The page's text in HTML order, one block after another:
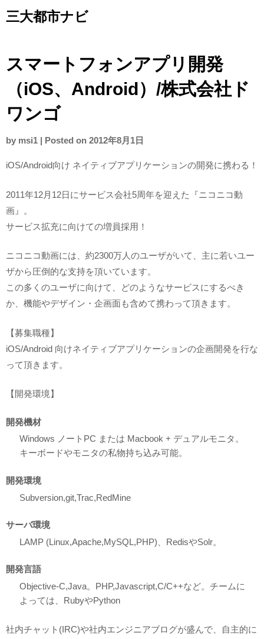
to三大都市ナビ
スマートフォンアプリ開発
（iOS、Android）/株式会社ド
ワンゴ
by msi1 | Posted on 2012年8月1日
iOS/Android向け ネイティブアプリケーションの開発に携わる！
2011年12月12日にサービス会社5周年を迎えた『ニコニコ動
画』。
サービス拡充に向けての増員採用！
ニコニコ動画には、約2300万人のユーザがいて、主に若いユー
ザから圧倒的な支持を頂いています。
この多くのユーザに向けて、どのようなサービスにするべき
か、機能やデザイン・企画面も含めて携わって頂きます。
【募集職種】
iOS/Android 向けネイティブアプリケーションの企画開発を行な
って頂きます。
【開発環境】
開発機材
Windows ノートPC または Macbook + デュアルモニタ。
キーボードやモニタの私物持ち込み可能。
開発環境
Subversion,git,Trac,RedMine
サーバ環境
LAMP (Linux,Apache,MySQL,PHP)、RedisやSolr。
開発言語
Objective-C,Java。PHP,Javascript,C/C++など。チームに
よっては、RubyやPython
社内チャット(IRC)や社内エンジニアブログが盛んで、自主的に